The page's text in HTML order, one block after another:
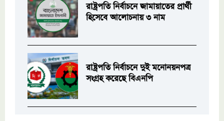
রাষ্ট্রপতি নির্বাচনে জামায়াতের প্রার্থী
হিসেবে আলোচনায় ৩ নাম
রাষ্ট্রপতি নির্বাচনে দুই মনোনয়নপত্র
সংগ্রহ করেছে বিএনপি